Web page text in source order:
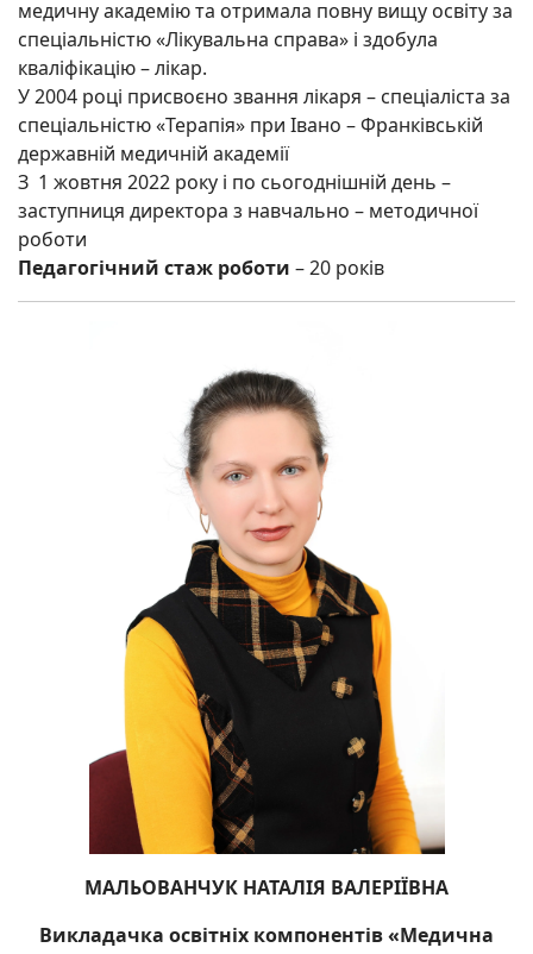
медичну академію та отримала повну вищу освіту за
спеціальністю «Лікувальна справа» і здобула
кваліфікацію – лікар.
У 2004 році присвоєно звання лікаря – спеціаліста за
спеціальністю «Терапія» при Івано – Франківській
державній медичній академії
З 1 жовтня 2022 року і по сьогоднішній день –
заступниця директора з навчально – методичної
роботи
Педагогічний стаж роботи – 20 років
МАЛЬОВАНЧУК НАТАЛІЯ ВАЛЕРІЇВНА
Викладачка освітніх компонентів «Медична